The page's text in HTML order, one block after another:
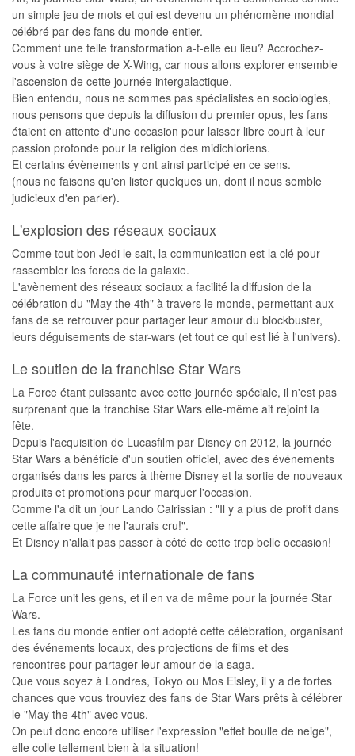
un simple jeu de mots et qui est devenu un phénomène mondial
célébré par des fans du monde entier.
Comment une telle transformation a-t-elle eu lieu? Accrochez-
vous à votre siège de X-Wing, car nous allons explorer ensemble
l'ascension de cette journée intergalactique.
Bien entendu, nous ne sommes pas spécialistes en sociologies,
nous pensons que depuis la diffusion du premier opus, les fans
étaient en attente d'une occasion pour laisser libre court à leur
passion profonde pour la religion des midichloriens.
Et certains évènements y ont ainsi participé en ce sens.
(nous ne faisons qu'en lister quelques un, dont il nous semble
judicieux d'en parler).
L'explosion des réseaux sociaux
Comme tout bon Jedi le sait, la communication est la clé pour
rassembler les forces de la galaxie.
L'avènement des réseaux sociaux a facilité la diffusion de la
célébration du "May the 4th" à travers le monde, permettant aux
fans de se retrouver pour partager leur amour du blockbuster,
leurs déguisements de star-wars (et tout ce qui est lié à l'univers).
Le soutien de la franchise Star Wars
La Force étant puissante avec cette journée spéciale, il n'est pas
surprenant que la franchise Star Wars elle-même ait rejoint la
fête.
Depuis l'acquisition de Lucasfilm par Disney en 2012, la journée
Star Wars a bénéficié d'un soutien officiel, avec des événements
organisés dans les parcs à thème Disney et la sortie de nouveaux
produits et promotions pour marquer l'occasion.
Comme l'a dit un jour Lando Calrissian : "Il y a plus de profit dans
cette affaire que je ne l'aurais cru!".
Et Disney n'allait pas passer à côté de cette trop belle occasion!
La communauté internationale de fans
La Force unit les gens, et il en va de même pour la journée Star
Wars.
Les fans du monde entier ont adopté cette célébration, organisant
des événements locaux, des projections de films et des
rencontres pour partager leur amour de la saga.
Que vous soyez à Londres, Tokyo ou Mos Eisley, il y a de fortes
chances que vous trouviez des fans de Star Wars prêts à célébrer
le "May the 4th" avec vous.
On peut donc encore utiliser l'expression "effet boulle de neige",
elle colle tellement bien à la situation!